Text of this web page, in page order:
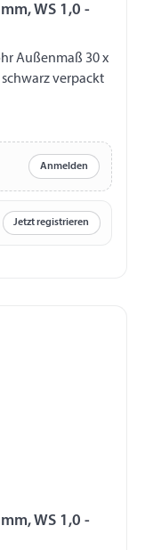
WS 1,0 -
schwarz verpackt
Anmelden
Jetzt registrieren
WS 1,0 -